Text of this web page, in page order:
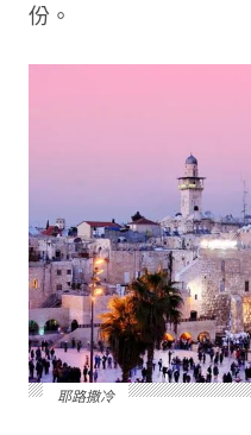
份。
耶路撒冷